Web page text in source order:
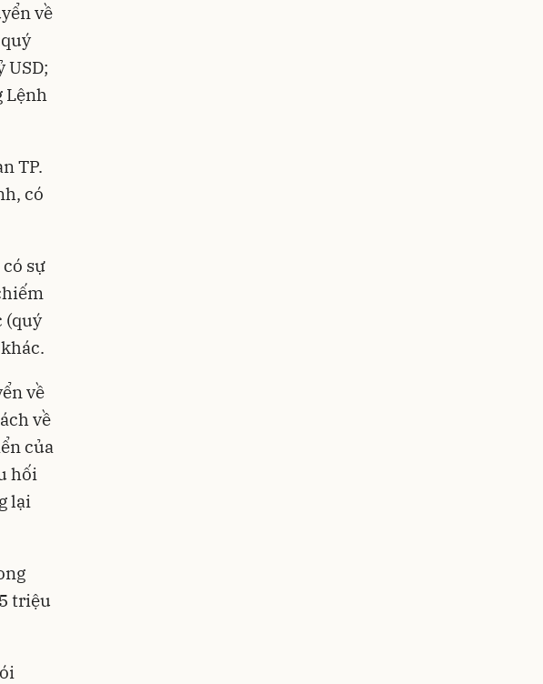
về
USD;
Lệnh
TP.
có
sự
(quý
về
về
của
hối
lại
triệu